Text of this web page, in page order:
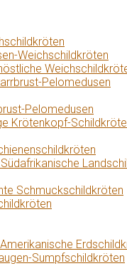
Weichschildkröten
Pelomedusen
Pelomedusen
Krötenkopf-
Schmuckschildkröten
Sumpfschildkröten